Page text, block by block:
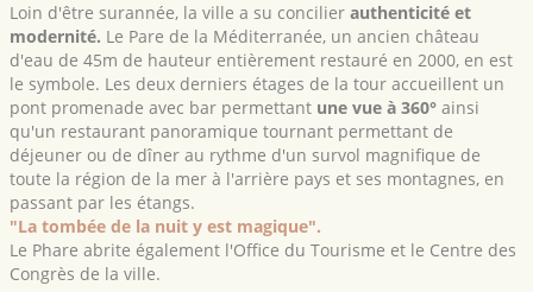
Loin d'être surannée, la ville a su concilier authenticité et
modernité. Le Pare de la Méditerranée, un ancien château
d'eau de 45m de hauteur entièrement restauré en 2000, en est
le symbole. Les deux derniers étages de la tour accueillent un
pont promenade avec bar permettant une vue à 360° ainsi
qu'un restaurant panoramique tournant permettant de
déjeuner ou de dîner au rythme d'un survol magnifique de
toute la région de la mer à l'arrière pays et ses montagnes, en
passant par les étangs.
"La tombée de la nuit y est magique".
Le Phare abrite également l'Office du Tourisme et le Centre des
Congrès de la ville.